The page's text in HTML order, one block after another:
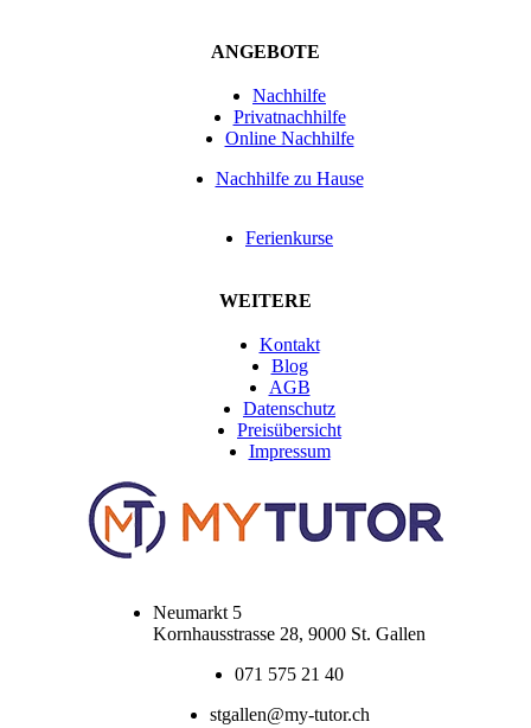
ANGEBOTE
Nachhilfe
Privatnachhilfe
Online Nachhilfe
Nachhilfe zu Hause
Ferienkurse
WEITERE
Kontakt
Blog
AGB
Datenschutz
Preisübersicht
Impressum
Neumarkt 5
Kornhausstrasse 28, 9000 St. Gallen
071 575 21 40
stgallen@my-tutor.ch